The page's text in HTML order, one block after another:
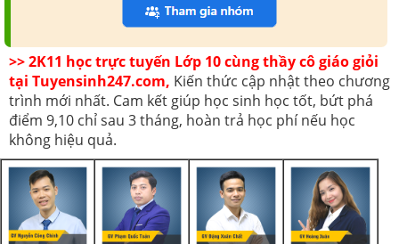
>> 2K11 học trực tuyến Lớp 10 cùng thầy cô giáo giỏi
tại Tuyensinh247.com, Kiến thức cập nhật theo chương
trình mới nhất. Cam kết giúp học sinh học tốt, bứt phá
điểm 9,10 chỉ sau 3 tháng, hoàn trả học phí nếu học
không hiệu quả.